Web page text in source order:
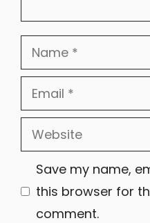
Name
Email
Website
Save my name,
this browser for
comment.